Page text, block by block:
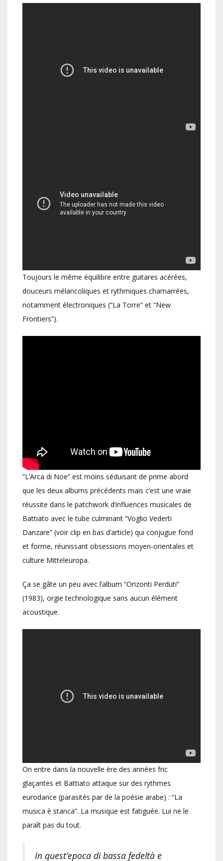
Toujours le même équilibre entre guitares acérées,
douceurs mélancoliques et rythmiques chamarrées,
notamment électroniques (“La Torre” et “New
Frontiers”).
”L’Arca di Noe” est moins séduisant de prime abord
que les deux albums précédents mais c’est une vraie
réussite dans le patchwork d’influences musicales de
Battiato avec le tube culminant “Voglio Vederti
Danzare” (voir clip en bas d’article) qui conjugue fond
et forme, réunissant obsessions moyen-orientales et
culture Mitteleuropa.
Ça se gâte un peu avec l’album “Orizonti Perduti”
(1983), orgie technologique sans aucun élément
acoustique.
On entre dans la nouvelle ère des années fric
glaçantes et Battiato attaque sur des rythmes
eurodance (parasités par de la poésie arabe) : “La
musica è stanca”. La musique est fatiguée. Lui ne le
paraît pas du tout.
In quest’epoca di bassa fedeltà e